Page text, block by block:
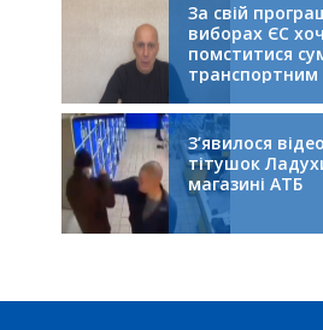
За свій
виборах ЄС
помститися
транспортним
колапсом
З’явилося
тітушок
магазині АТБ